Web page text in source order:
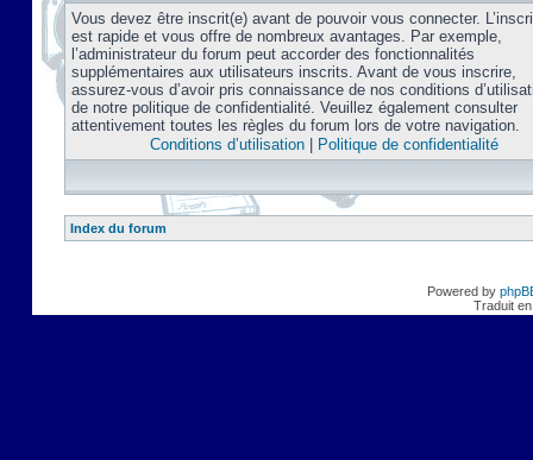
Vous devez être inscrit(e) avant de pouvoir vous connecter.
est rapide et vous offre de nombreux avantages. Par exemple,
l’administrateur du forum peut accorder des fonctionnalités
supplémentaires aux utilisateurs inscrits. Avant de vous inscrire,
assurez-vous d’avoir pris connaissance de nos conditions
de notre politique de confidentialité. Veuillez également consulter
attentivement toutes les règles du forum lors de votre navigation.
Conditions d’utilisation| Politique de confidentialité
Index du forum
Powered by
Traduit